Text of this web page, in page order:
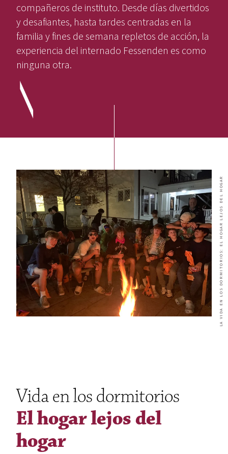
compañeros de instituto. Desde días divertidos
y desafiantes, hasta tardes centradas en la
familia y fines de semana repletos de acción, la
experiencia del internado Fessenden es como
ninguna otra.
LA VIDA EN LOS DORMITORIOS: EL HOGAR LEJOS DEL HOGAR
Vida en los dormitorios
El hogar lejos del
hogar